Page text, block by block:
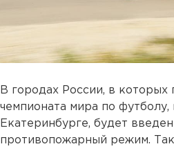
В городах России, в которых
чемпионата мира по футболу,
Екатеринбурге, будет
противопожарный режим.